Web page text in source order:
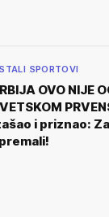
SPORTOVI
OVO NIJE
i priznao: